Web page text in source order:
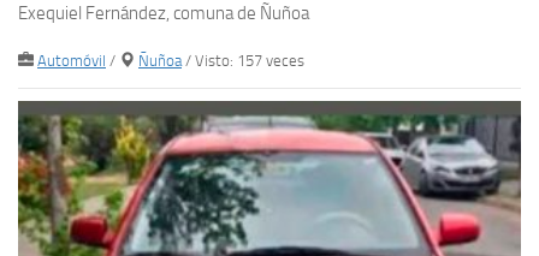
Exequiel Fernández, comuna de Ñuñoa
Automóvil / Ñuñoa / Visto: 157 veces